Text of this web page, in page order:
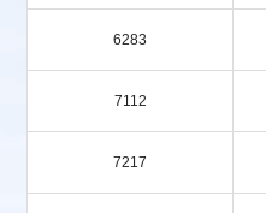
6283
7112
7217